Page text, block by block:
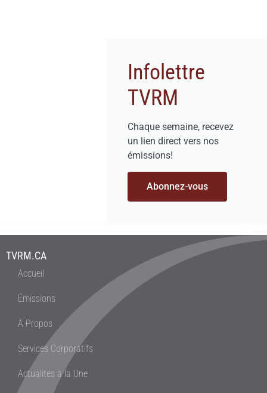
Infolettre
TVRM
Chaque semaine, recevez
un lien direct vers nos
émissions!
Abonnez-vous
TVRM.CA
Accueil
Émissions
À Propos
Services Corporatifs
Actualités à la Une